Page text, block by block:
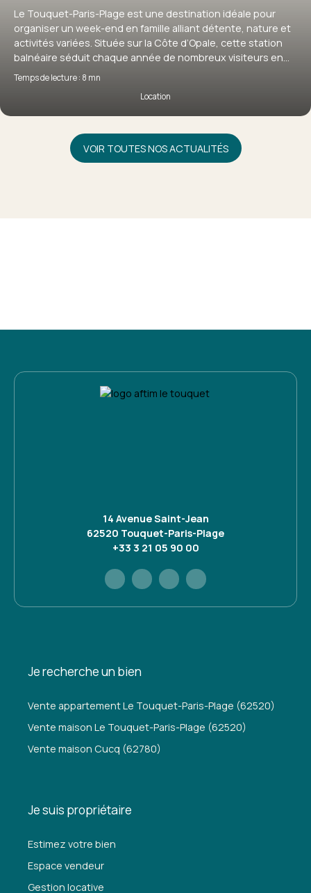
Le Touquet-Paris-Plage est une destination idéale pour
organiser un week-end en famille alliant détente, nature et
activités variées. Située sur la Côte d’Opale, cette station
balnéaire séduit chaque année de nombreux visiteurs en
quête d’évasion. Pour profiter pleinement de votre séjour, la
location saisonnière au Touquet s’impose comme une
solution particulièrement adaptée, offrant confort,
flexibilité et autonomie. Découvrez pourquoi louer un bien
au Touquet est le choix idéal pour un week-end en famille
Temps de lecture : 8 mn
Location
VOIR TOUTES NOS ACTUALITÉS
14 Avenue Saint-Jean
62520 Touquet-Paris-Plage
+33 3 21 05 90 00
Je recherche un bien
Vente appartement Le Touquet-Paris-Plage (62520)
Vente maison Le Touquet-Paris-Plage (62520)
Vente maison Cucq (62780)
Je suis propriétaire
Estimez votre bien
Espace vendeur
Gestion locative